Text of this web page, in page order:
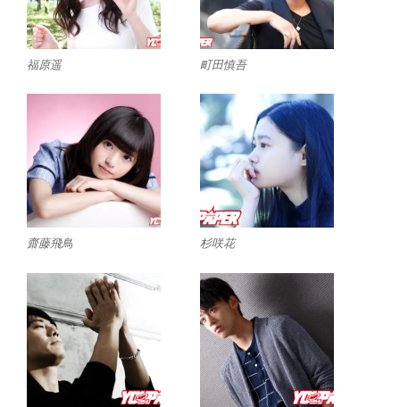
福原遥 町田慎吾
齋藤飛鳥 杉咲花